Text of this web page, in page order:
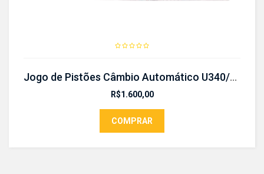
Jogo de Pistões Câmbio Automático U340/U341
R$1.600,00
COMPRAR